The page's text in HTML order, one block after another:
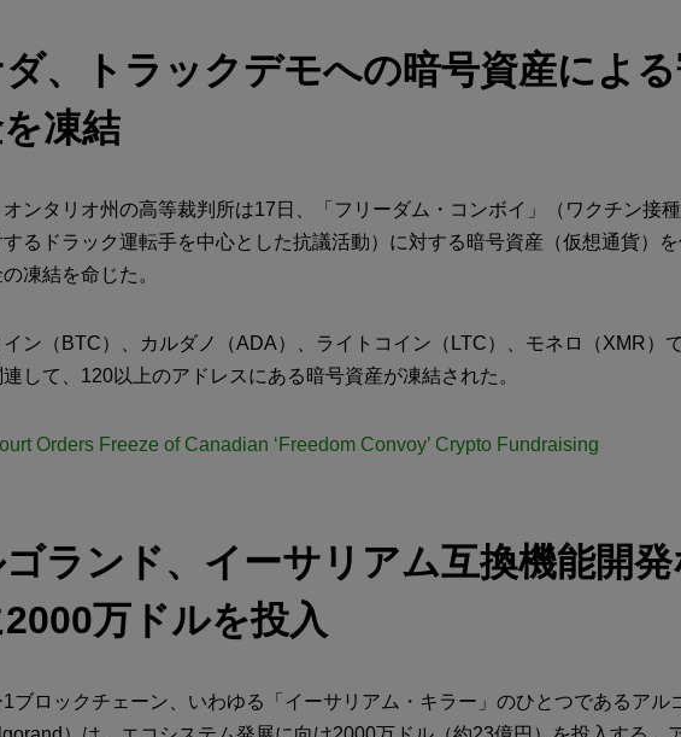
ダ、トラックデモへの暗号資産によ
凍結
オンタリオ州の高等裁判所は17日、「フリーダム・コンボイ」（ワクチン接
るドラック運転手を中心とした抗議活動）に対する暗号資産（仮想通貨）を
凍結を命じた。
イン（BTC）、カルダノ（ADA）、ライトコイン（LTC）、モネロ（XMR）
して、120以上のアドレスにある暗号資産が凍結された。
Orders Freeze of Canadian ‘Freedom Convoy’ Crypto Fundraising
ランド、イーサリアム互換機能開発
万ドルを投入
1ブロックチェーン、いわゆる「イーサリアム・キラー」のひとつであるアル